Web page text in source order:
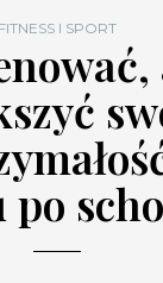
FITNESS I SPORT